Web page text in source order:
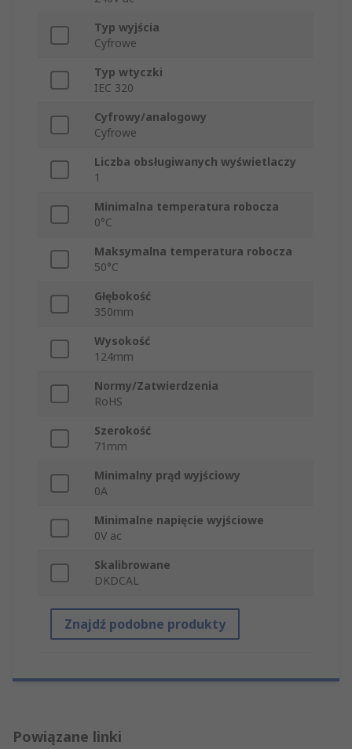
Typ wyjścia
Cyfrowe
Typ wtyczki
IEC 320
Cyfrowy/analogowy
Cyfrowe
Liczba obsługiwanych wyświetlaczy
1
Minimalna temperatura robocza
0°C
Maksymalna temperatura robocza
50°C
Głębokość
350mm
Wysokość
124mm
Normy/Zatwierdzenia
RoHS
Szerokość
71mm
Minimalny prąd wyjściowy
0A
Minimalne napięcie wyjściowe
0V ac
Skalibrowane
DKDCAL
Znajdź podobne produkty
Powiązane linki